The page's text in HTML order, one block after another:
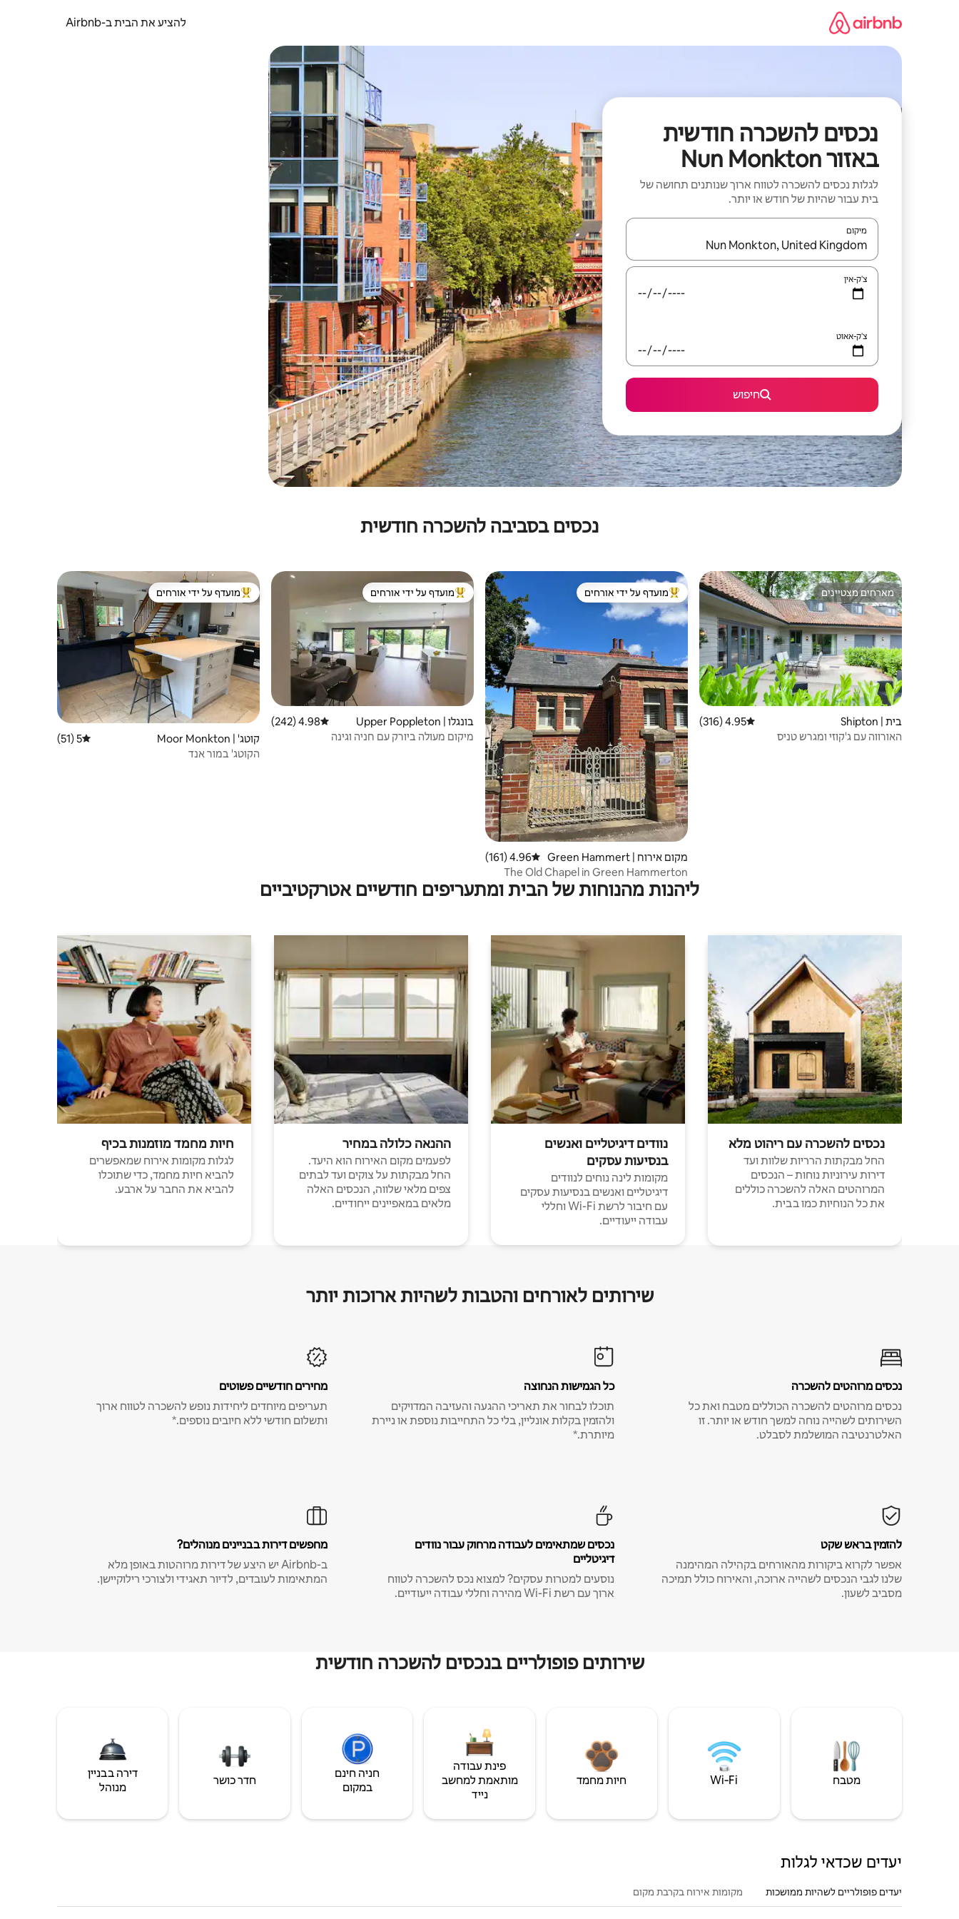
להציע את הבית ב-Airbnb
נכסים להשכרה חודשית
באזור Nun Monkton
לגלות נכסים להשכרה לטווח ארוך שנותנים תחושה של
בית עבור שהיות של חודש או יותר.
מיקום
כאשר התוצאות יהיו זמינות, יש לנווט עם מקשי החיצים למעלה ולמטה או לעיין בעזרת תנועות מגע או החלקה.
צ'ק-אין
צ'ק-אאוט
חיפוש
נכסים בסביבה להשכרה חודשית
מארחים מצטיינים
מארחים מצטיינים
בית | Shipton דירוג ממוצע של 4.95 מתוך 5, 316 ביקורות
4.95 (316)
האורווה עם ג'קוזי ומגרש טניס
מוביל בקרב נכסים מועדפים על ידי אורחים
מועדף על ידי אורחים
מקום אירוח | Green Hammert
on
דירוג ממוצע של 4.96 מתוך 5, 161 ביקורות
4.96 (161)
The Old Chapel in Green Hammerton
מוביל בקרב נכסים מועדפים על ידי אורחים
מועדף על ידי אורחים
בונגלו | Upper Poppleton דירוג ממוצע של 4.98 מתוך 5, 242 ביקורות
4.98 (242)
מיקום מעולה ביורק עם חניה וגינה
מוביל בקרב נכסים מועדפים על ידי אורחים
מועדף על ידי אורחים
קוטג' | Moor Monkton דירוג ממוצע של 5 מתוך 5, 51 ביקורות
5 (51)
הקוטג' במור אנד
ליהנות מהנוחות של הבית ומתעריפים חודשיים אטרקטיביים
נכסים להשכרה עם ריהוט מלא
החל מבקתות הרריות שלוות ועד
דירות עירוניות נוחות – הנכסים
המרוהטים האלה להשכרה כוללים
את כל הנוחיות כמו בבית.
נוודים דיגיטליים ואנשים
בנסיעות עסקים
מקומות לינה נוחים לנוודים
דיגיטליים ואנשים בנסיעות עסקים
עם חיבור לרשת Wi-Fi וחללי
עבודה ייעודיים.
ההנאה כלולה במחיר
לפעמים מקום האירוח הוא היעד.
החל מבקתות על צוקים ועד לבתים
צפים מלאי שלווה, הנכסים האלה
מלאים במאפיינים ייחודיים.
חיות מחמד מוזמנות בכיף
לגלות מקומות אירוח שמאפשרים
להביא חיות מחמד, כדי שתוכלו
להביא את החבר על ארבע.
שירותים לאורחים והטבות לשהיות ארוכות יותר
נכסים מרוהטים להשכרה
נכסים מרוהטים להשכרה הכוללים מטבח ואת כל
השירותים לשהייה נוחה למשך חודש או יותר. זו
האלטרנטיבה המושלמת לסבלט.
כל הגמישות הנחוצה
תוכלו לבחור את תאריכי ההגעה והעזיבה המדויקים
ולהזמין בקלות אונליין, בלי כל התחייבות נוספת או ניירת
מיותרת.*
מחירים חודשיים פשוטים
תעריפים מיוחדים ליחידות נופש להשכרה לטווח ארוך
ותשלום חודשי ללא חיובים נוספים.*
להזמין בראש שקט
אפשר לקרוא ביקורות מהאורחים בקהילה המהימנה
שלנו לגבי הנכסים לשהייה ארוכה, והאירוח כולל תמיכה
מסביב לשעון.
נכסים שמתאימים לעבודה מרחוק עבור נוודים
דיגיטליים
נוסעים למטרות עסקים? למצוא נכס להשכרה לטווח
ארוך עם רשת Wi-Fi מהירה וחללי עבודה ייעודיים.
מחפשים דירות בבניינים מנוהלים?
ב-Airbnb יש היצע של דירות מרוהטות באופן מלא
המתאימות לעובדים, לדיור תאגידי ולצורכי רילוקיישן.
שירותים פופולריים בנכסים להשכרה חודשית
מטבח Wi‑Fi חיות מחמד
פינת עבודה
מותאמת למחשב
נייד
חניה חינם
במקום
חדר כושר
דירה בבניין
מנוהל
יעדים שכדאי לגלות
יעדים פופולריים לשהיות ממושכות מקומות אירוח בקרבת מקום